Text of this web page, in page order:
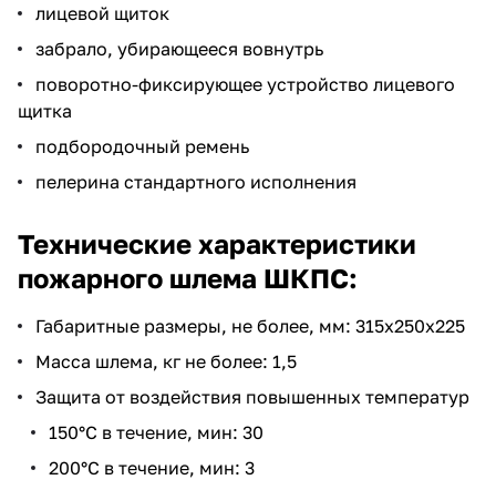
лицевой щиток
забрало, убирающееся вовнутрь
поворотно-фиксирующее устройство лицевого
щитка
подбородочный ремень
пелерина стандартного исполнения
Технические характеристики
пожарного шлема ШКПС:
Габаритные размеры, не более, мм: 315х250х225
Масса шлема, кг не более: 1,5
Защита от воздействия повышенных температур
150°С в течение, мин: 30
200°С в течение, мин: 3